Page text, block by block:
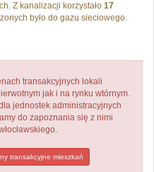
Z kanalizacji korzystało 17
było do gazu sieciowego.
transakcyjnych lokali
jak i na rynku wtórnym.
jednostek administracyjnych
do zapoznania się z nimi
transakcyjne mieszkań